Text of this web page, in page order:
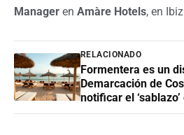
Manager en Amàre Hotels, en
RELACIONADO
Formentera es un
Demarcación de
notificar el